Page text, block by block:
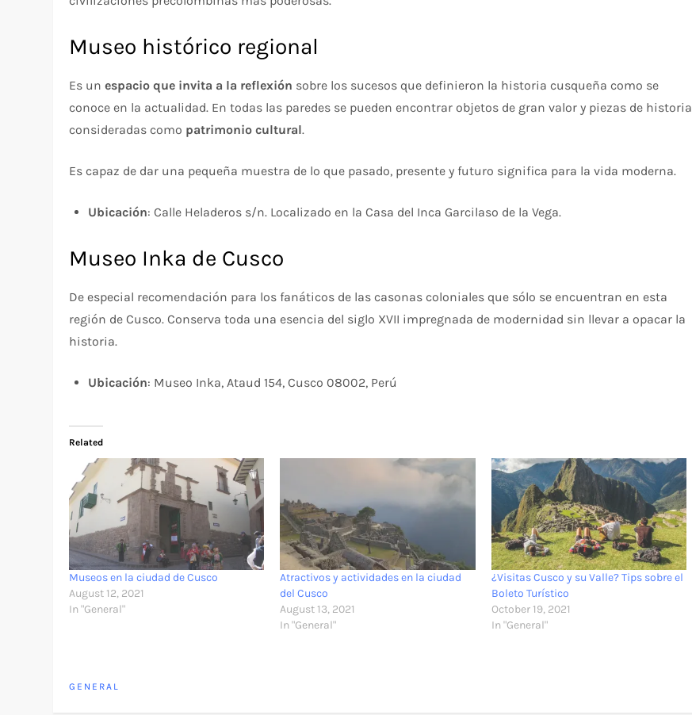
Museo histórico regional
Es unespacio que invita a la reflexión sobre los sucesos que definieron la historia cusqueña como se
conoce en la actualidad. En todas las paredes se pueden encontrar objetos de gran valor y piezas de historia
consideradas como patrimonio cultural.
Es capaz de dar una pequeña muestra de lo que pasado, presente y futuro significa para la vida moderna.
Ubicación: Calle Heladeros s/n. Localizado en la Casa del Inca Garcilaso de la Vega.
Museo Inka de Cusco
De especial recomendación para los fanáticos de las casonas coloniales que sólo se encuentran en esta
región de Cusco. Conserva toda una esencia del siglo XVII impregnada de modernidad sin llevar a opacar la
historia.
Ubicación: Museo Inka, Ataud 154, Cusco 08002, Perú
Related
Museos en la ciudad de Cusco
August 12, 2021
In "General"
Atractivos y actividades en la ciudad
del Cusco
August 13, 2021
In "General"
¿Visitas Cusco y su Valle? Tips sobre el
Boleto Turístico
October 19, 2021
In "General"
GENERAL